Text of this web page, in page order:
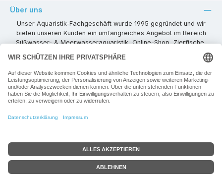
Über uns
Unser Aquaristik-Fachgeschäft wurde 1995 gegründet und wir
bieten unseren Kunden ein umfangreiches Angebot im Bereich
Süßwasser- & Meerwasseraquaristik, Online-Shop, Zierfische,
Pflanzen, Aquarienkombinationen, Technikzubehör usw. ! Als
kompetenter Aquaristik-Fachhandelspartner stehen wir Ihnen für
alle Ihre Projekte und Einrichtungs- oder Besatzwünsche zur
Verfügung!
Besuchen Sie uns in unseren Räumlichkeiten oder senden Sie uns
Vertrag widerrufen
Alle Preise inkl. gesetzl. Mehrwertsteuer zzgl.Versandkosten+ ggf. zzgl.